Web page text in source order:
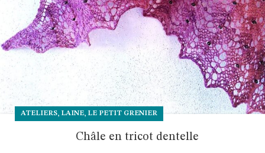
ATELIERS, LAINE, LE PETIT GRENIER
Châle en tricot dentelle